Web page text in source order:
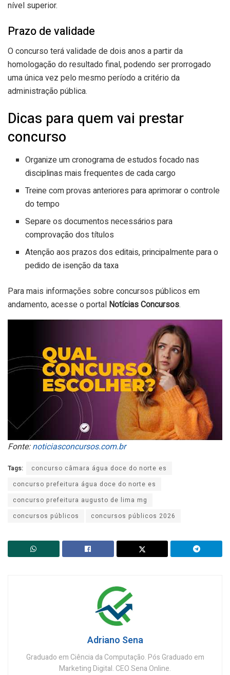
nível superior.
Prazo de validade
O concurso terá validade de dois anos a partir da
homologação do resultado final, podendo ser prorrogado
uma única vez pelo mesmo período a critério da
administração pública.
Dicas para quem vai prestar
concurso
Organize um cronograma de estudos focado nas
disciplinas mais frequentes de cada cargo
Treine com provas anteriores para aprimorar o controle
do tempo
Separe os documentos necessários para
comprovação dos títulos
Atenção aos prazos dos editais, principalmente para o
pedido de isenção da taxa
Para mais informações sobre concursos públicos em
andamento, acesse o portal Notícias Concursos.
Fonte: noticiasconcursos.com.br
Tags:
concurso câmara água doce do norte es
concurso prefeitura água doce do norte es
concurso prefeitura augusto de lima mg
concursos públicos
concursos públicos 2026
Adriano Sena
Graduado em Ciência da Computação. Pós Graduado em
Marketing Digital. CEO Sena Online.